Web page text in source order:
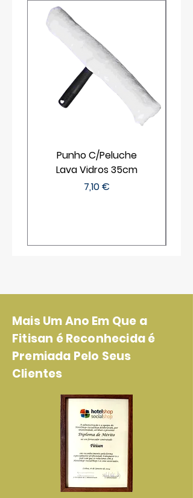
Punho C/Peluche
Lava Vidros 35cm
Preço
7,10 €
Mais Um Ano Em Que a
Fitisan é Reconhecida é
Premiada Pelo Seus
Clientes